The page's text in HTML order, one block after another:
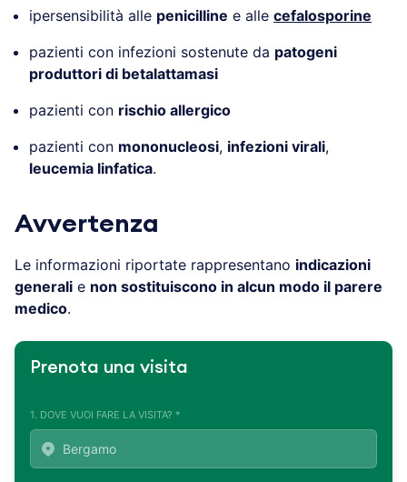
ipersensibilità alle penicilline e alle cefalosporine
pazienti con infezioni sostenute da patogeni
produttori di betalattamasi
pazienti con rischio allergico
pazienti con mononucleosi, infezioni virali,
leucemia linfatica.
Avvertenza
Le informazioni riportate rappresentano indicazioni
generali e non sostituiscono in alcun modo il parere
medico.
Prenota una visita
1. DOVE VUOI FARE LA VISITA? *